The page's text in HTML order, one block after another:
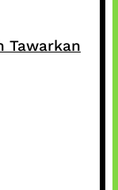
Tawarkan